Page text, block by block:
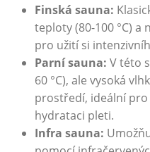
Finská sauna:
teploty (80-100 °C)
pro užití si
Parní sauna: V této
60 °C), ale vysoká
prostředí, ideální pro
hydrataci pleti.
Infra sauna: